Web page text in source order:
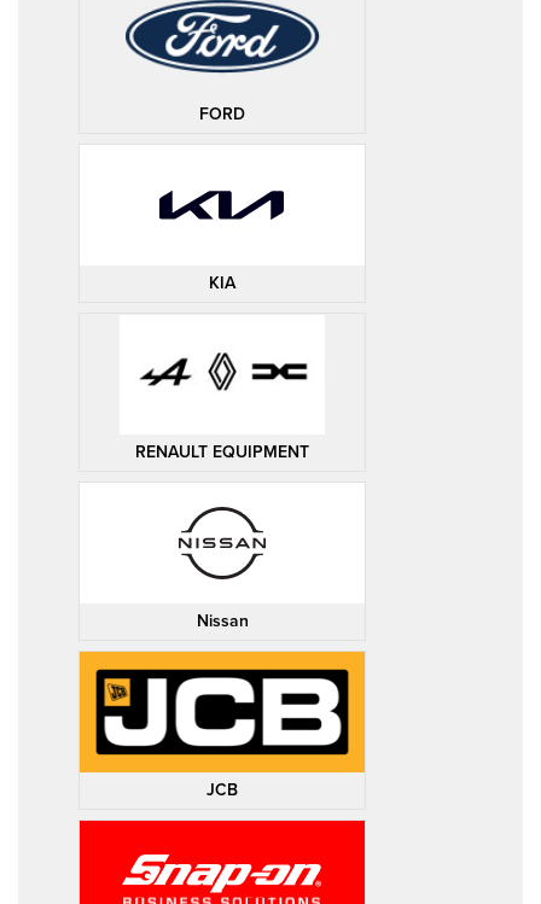
FORD
KIA
RENAULT EQUIPMENT
Nissan
JCB